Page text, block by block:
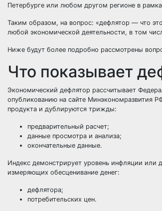
Петербурге или любом другом регионе в
Таким образом, на вопрос: «дефлятор — что
любой экономической деятельности, в том
Ниже будут более подробно рассмотрены
Что показывает
Экономический дефлятор рассчитывает
опубликованию на сайте Минэкономразвития
продукта и дублируются трижды:
предварительный расчет;
данные просмотра и анализа;
окончательные данные.
Индекс демонстрирует уровень инфляции или
измеряющих обесценивание денег:
дефлятора;
потребительских цен.